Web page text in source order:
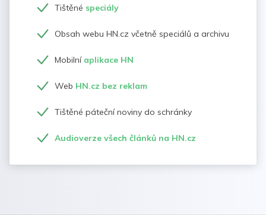
Tištěné speciály
Obsah webu HN.cz včetně speciálů a archivu
Mobilní aplikace HN
Web HN.cz bez reklam
Tištěné páteční noviny do schránky
Audioverze všech článků na HN.cz